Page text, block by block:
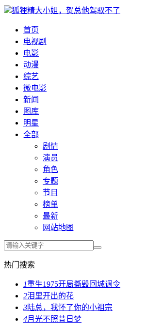
狐狸精大小姐，贺总他驾驭不了
首页
电视剧
电影
动漫
综艺
微电影
新闻
图库
明星
全部
剧情
演员
角色
专题
节目
榜单
最新
网站地图
热门搜索
1重生1975开局撕毁回城调令
2泪里开出的花
3陆总，我怀了你的小祖宗
4月光不照昔日梦